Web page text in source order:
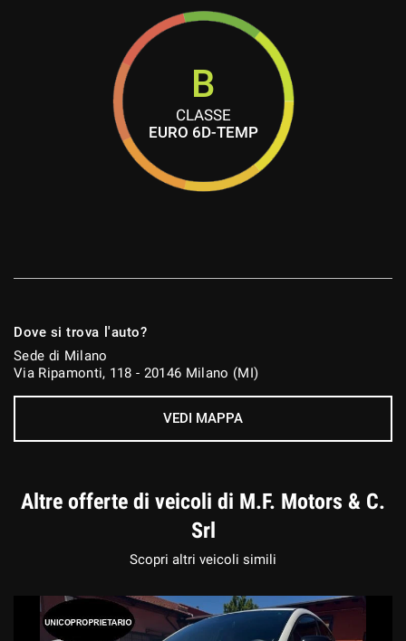
B
CLASSE
EURO 6D-TEMP
Dove si trova l'auto?
Sede di Milano
Via Ripamonti, 118 - 20146 Milano (MI)
VEDI MAPPA
Altre offerte di veicoli di M.F. Motors & C.
Srl
Scopri altri veicoli simili